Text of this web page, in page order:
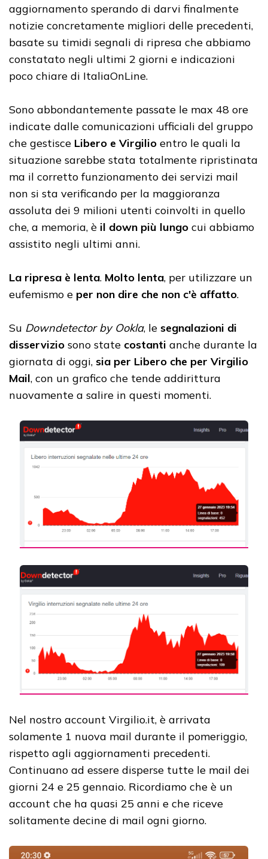
aggiornamento sperando di darvi finalmente
notizie concretamente migliori delle precedenti,
basate su timidi segnali di ripresa che abbiamo
constatato negli ultimi 2 giorni e indicazioni
poco chiare di ItaliaOnLine.
Sono abbondantemente passate le max 48 ore
indicate dalle comunicazioni ufficiali del gruppo
che gestisce Libero e Virgilio entro le quali la
situazione sarebbe stata totalmente ripristinata
ma il corretto funzionamento dei servizi mail
non si sta verificando per la maggioranza
assoluta dei 9 milioni utenti coinvolti in quello
che, a memoria, è il down più lungo cui abbiamo
assistito negli ultimi anni.
La ripresa è lenta. Molto lenta, per utilizzare un
eufemismo e per non dire che non c'è affatto.
Su Downdetector by Ookla, le segnalazioni di
disservizio sono state costanti anche durante la
giornata di oggi, sia per Libero che per Virgilio
Mail, con un grafico che tende addirittura
nuovamente a salire in questi momenti.
Nel nostro account Virgilio.it, è arrivata
solamente 1 nuova mail durante il pomeriggio,
rispetto agli aggiornamenti precedenti.
Continuano ad essere disperse tutte le mail dei
giorni 24 e 25 gennaio. Ricordiamo che è un
account che ha quasi 25 anni e che riceve
solitamente decine di mail ogni giorno.